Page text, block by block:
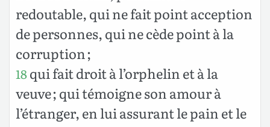
redoutable, qui ne fait point acception
de personnes, qui ne cède point à la
corruption ;
18qui fait droit à l’orphelin et à la
veuve ; qui témoigne son amour à
l’étranger, en lui assurant le pain et le